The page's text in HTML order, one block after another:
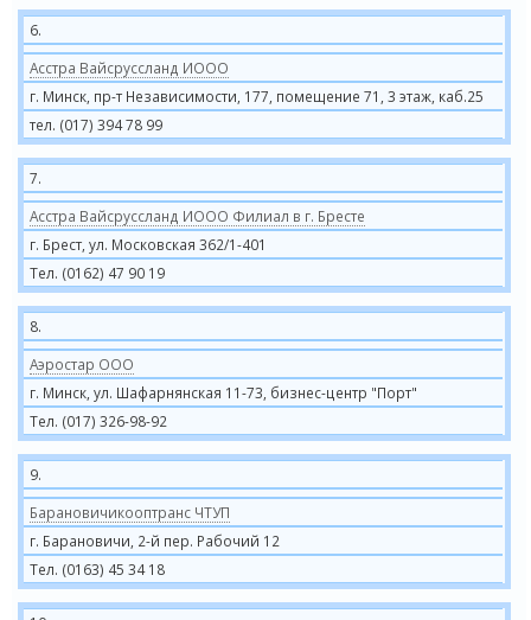
6.
Асстра Вайсруссланд ИООО
г. Минск, пр-т Независимости, 177, помещение 71, 3 этаж, каб.25
тел. (017) 394 78 99
7.
Асстра Вайсруссланд ИООО Филиал в г. Бресте
г. Брест, ул. Московская 362/1-401
Тел. (0162) 47 90 19
8.
Аэростар ООО
г. Минск, ул. Шафарнянская 11-73, бизнес-центр "Порт"
Тел. (017) 326-98-92
9.
Барановичикооптранс ЧТУП
г. Барановичи, 2-й пер. Рабочий 12
Тел. (0163) 45 34 18